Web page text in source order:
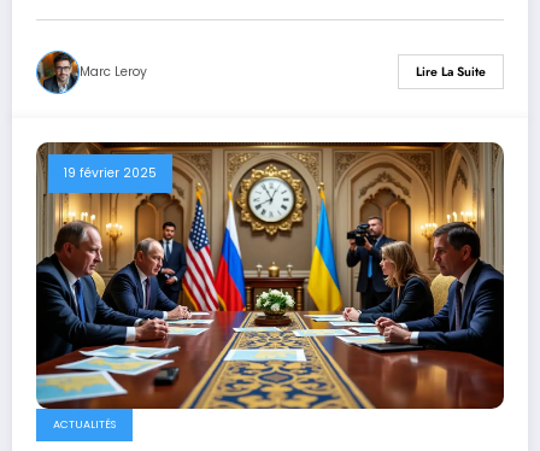
Marc Leroy Lire La Suite
19 février 2025
ACTUALITÉS